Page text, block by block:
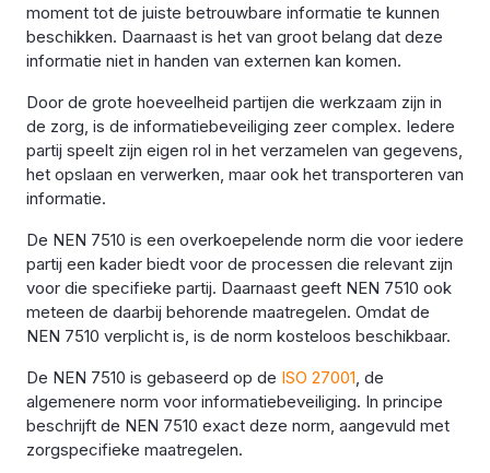
moment tot de juiste betrouwbare informatie te kunnen
beschikken. Daarnaast is het van groot belang dat deze
informatie niet in handen van externen kan komen.
Door de grote hoeveelheid partijen die werkzaam zijn in
de zorg, is de informatiebeveiliging zeer complex. Iedere
partij speelt zijn eigen rol in het verzamelen van gegevens,
het opslaan en verwerken, maar ook het transporteren van
informatie.
De NEN 7510 is een overkoepelende norm die voor iedere
partij een kader biedt voor de processen die relevant zijn
voor die specifieke partij. Daarnaast geeft NEN 7510 ook
meteen de daarbij behorende maatregelen. Omdat de
NEN 7510 verplicht is, is de norm kosteloos beschikbaar.
De NEN 7510 is gebaseerd op de ISO 27001 , de
algemenere norm voor informatiebeveiliging. In principe
beschrijft de NEN 7510 exact deze norm, aangevuld met
zorgspecifieke maatregelen.